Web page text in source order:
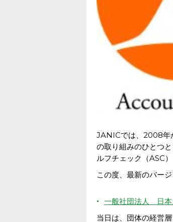
JANICでは、2008年
の取り組みのひとつ
ルフチェック（ASC
この度、最新のバー
一般社団法人 日本
当日は、団体の経営